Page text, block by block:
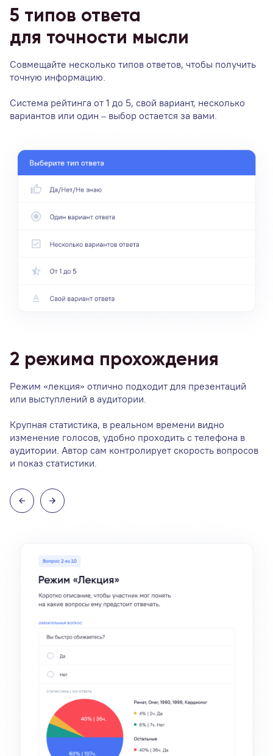
5 типов ответа
для точности мысли
Совмещайте несколько типов ответов, чтобы получить
точную информацию.
Система рейтинга от 1 до 5, свой вариант, несколько
вариантов или один – выбор остается за вами.
2 режима прохождения
Режим «лекция» отлично подходит для презентаций
или выступлений в аудитории.
Крупная статистика, в реальном времени видно
изменение голосов, удобно проходить с телефона в
аудитории. Автор сам контролирует скорость вопросов
и показ статистики.